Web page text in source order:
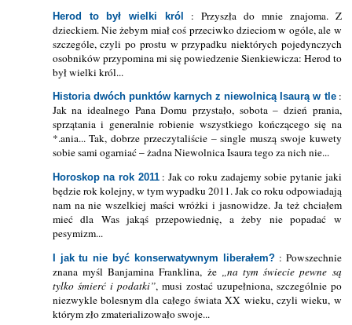
Herod to był wielki król
: Przyszła do mnie znajoma. Z
dzieckiem. Nie żebym miał coś przeciwko dzieciom w ogóle, ale w
szczególe, czyli po prostu w przypadku niektórych pojedynczych
osobników przypomina mi się powiedzenie Sienkiewicza: Herod to
był wielki król...
Historia dwóch punktów karnych z niewolnicą Isaurą w tle:
Jak na idealnego Pana Domu przystało, sobota – dzień prania,
sprzątania i generalnie robienie wszystkiego kończącego się na
*.ania... Tak, dobrze przeczytaliście – single muszą swoje kuwety
sobie sami ogarniać – żadna Niewolnica Isaura tego za nich nie...
Horoskop na rok 2011: Jak co roku zadajemy sobie pytanie jaki
będzie rok kolejny, w tym wypadku 2011. Jak co roku odpowiadają
nam na nie wszelkiej maści wróżki i jasnowidze. Ja też chciałem
mieć dla Was jakąś przepowiednię, a żeby nie popadać w
pesymizm...
I jak tu nie być konserwatywnym liberałem?: Powszechnie
znana myśl Banjamina Franklina, że
na tym świecie pewne są
tylko śmierć i podatki , musi zostać uzupełniona, szczególnie po
niezwykle bolesnym dla całego świata XX wieku, czyli wieku, w
którym zło zmaterializowało swoje...